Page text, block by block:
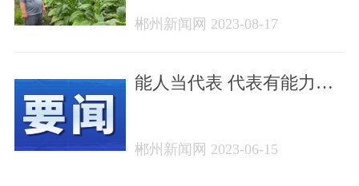
郴州新闻网 2023-08-17
能人当代表 代表有能力
郴州新闻网 2023-06-15